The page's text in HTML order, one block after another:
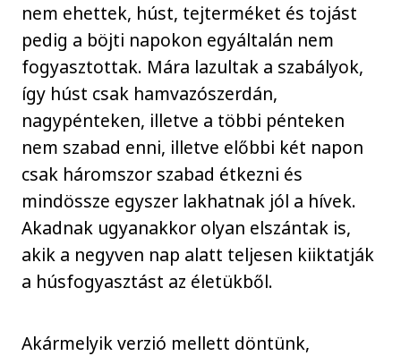
nem ehettek, húst, tejterméket és tojást
pedig a böjti napokon egyáltalán nem
fogyasztottak. Mára lazultak a szabályok,
így húst csak hamvazószerdán,
nagypénteken, illetve a többi pénteken
nem szabad enni, illetve előbbi két napon
csak háromszor szabad étkezni és
mindössze egyszer lakhatnak jól a hívek.
Akadnak ugyanakkor olyan elszántak is,
akik a negyven nap alatt teljesen kiiktatják
a húsfogyasztást az életükből.
Akármelyik verzió mellett döntünk,